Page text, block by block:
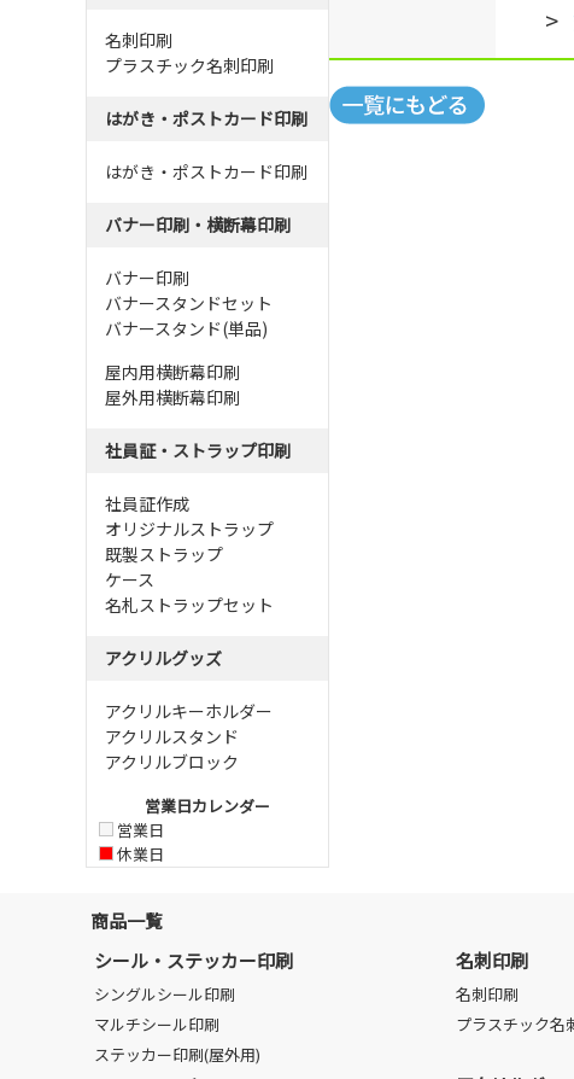
名刺印刷
プラスチック名刺印刷
はがき・ポストカード印刷
はがき・ポストカード印刷
バナー印刷・横断幕印刷
バナー印刷
バナースタンドセット
バナースタンド(単品)
屋内用横断幕印刷
屋外用横断幕印刷
社員証・ストラップ印刷
社員証作成
オリジナルストラップ
既製ストラップ
ケース
名札ストラップセット
アクリルグッズ
アクリルキーホルダー
アクリルスタンド
アクリルブロック
営業日カレンダー
営業日
休業日
>
商品一覧
シール・ステッカー印刷
シングルシール印刷
マルチシール印刷
ステッカー印刷(屋外用)
名刺印刷
名刺印刷
プラスチック名